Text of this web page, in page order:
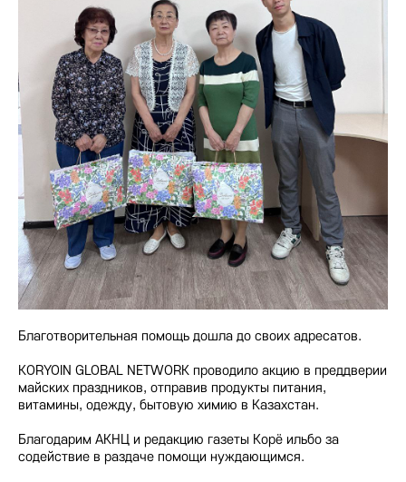
Благотворительная помощь дошла до своих адресатов.
KORYOIN GLOBAL NETWORK проводило акцию в преддверии
майских праздников, отправив продукты питания,
витамины, одежду, бытовую химию в Казахстан.
Благодарим АКНЦ и редакцию газеты Корё ильбо за
содействие в раздаче помощи нуждающимся.